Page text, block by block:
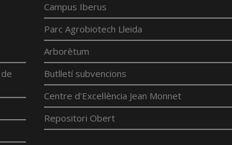
Campus Iberus
Parc Agrobiotech Lleida
Arborètum
Butlletí subvencions
Centre d'Excel·lència Jean Monnet
Repositori Obert